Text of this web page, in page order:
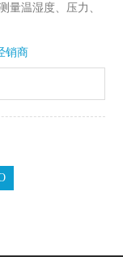
量温湿度、压力、
销商